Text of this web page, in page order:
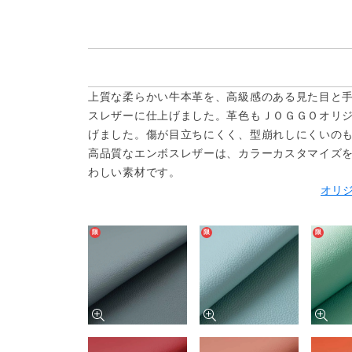
上質な柔らかい牛本革を、高級感のある見た目と
スレザーに仕上げました。革色もＪＯＧＧＯオリ
げました。傷が目立ちにくく、型崩れしにくいの
高品質なエンボスレザーは、カラーカスタマイズ
わしい素材です。
オリ
限 限 限